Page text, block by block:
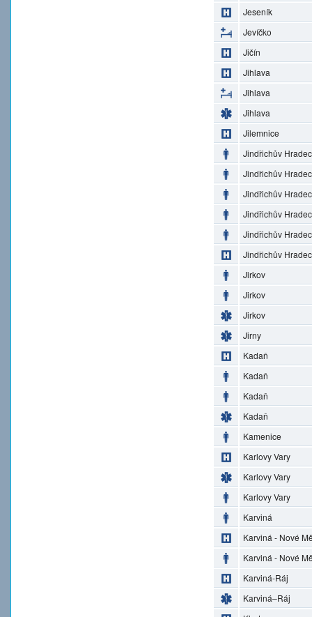
Jeseník
Jevíčko
Jičín
Jihlava
Jihlava
Jihlava
Jilemnice
Jindřichův Hradec
Jindřichův Hradec
Jindřichův Hradec
Jindřichův Hradec
Jindřichův Hradec
Jindřichův Hradec
Jirkov
Jirkov
Jirkov
Jirny
Kadaň
Kadaň
Kadaň
Kadaň
Kamenice
Karlovy Vary
Karlovy Vary
Karlovy Vary
Karviná
Karviná - Nové
Karviná - Nové
Karviná-Ráj
Karviná–Ráj